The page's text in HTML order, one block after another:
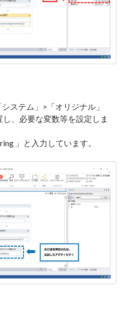
ステム」>「オリジナル」
し、必要な変数等を設定しま
」と入力しています。